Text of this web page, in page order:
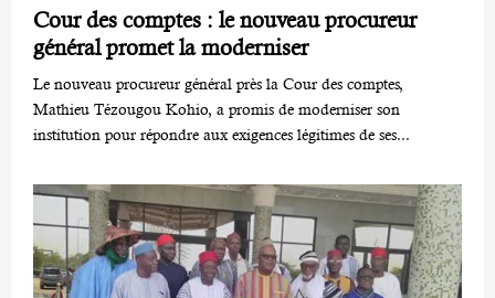
Cour des comptes : le nouveau procureur
général promet la moderniser
Le nouveau procureur général près la Cour des comptes,
Mathieu Tézougou Kohio, a promis de moderniser son
institution pour répondre aux exigences légitimes de ses...